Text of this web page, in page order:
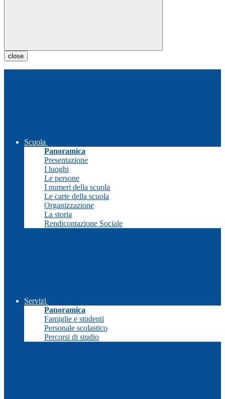
close
Scuola
Panoramica
Presentazione
I luoghi
Le persone
I numeri della scuola
Le carte della scuola
Organizzazione
La storia
Rendicontazione Sociale
Servizi
Panoramica
Famiglie e studenti
Personale scolastico
Percorsi di studio